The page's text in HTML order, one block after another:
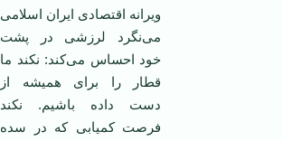
ویرانه اقتصادی ایران اسلامی
می‌نگرد لرزشی در پشت
خود احساس می‌کند: نکند ما
قطار را برای همیشه از
دست داده باشیم. نکند
فرصت کمیابی که در سده